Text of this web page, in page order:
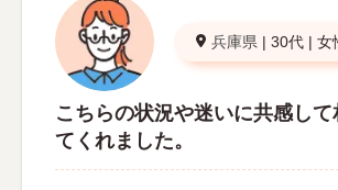
兵庫県 | 30代 | 女
こちらの状況や迷いに共感して
てくれました。